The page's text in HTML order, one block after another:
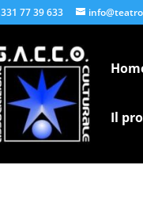
331 77 39 633
Il